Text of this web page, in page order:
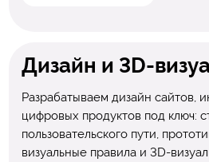
Дизайн и 3D-
Разрабатываем дизайн сайтов,
цифровых продуктов под ключ:
пользовательского пути,
визуальные правила и 3D-